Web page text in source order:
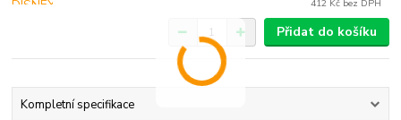
412 Kč bez DPH
Přidat do košíku
Kompletní specifikace